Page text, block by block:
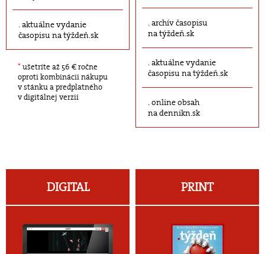
aktuálne vydanie
časopisu na týždeň.sk
* ušetríte až 56 € ročne
oproti kombinácii nákupu
v stánku a predplatného
v digitálnej verzii
archív časopisu
na týždeň.sk
aktuálne vydanie
časopisu na týždeň.sk
online obsah
na dennikn.sk
DIGITAL PRINT